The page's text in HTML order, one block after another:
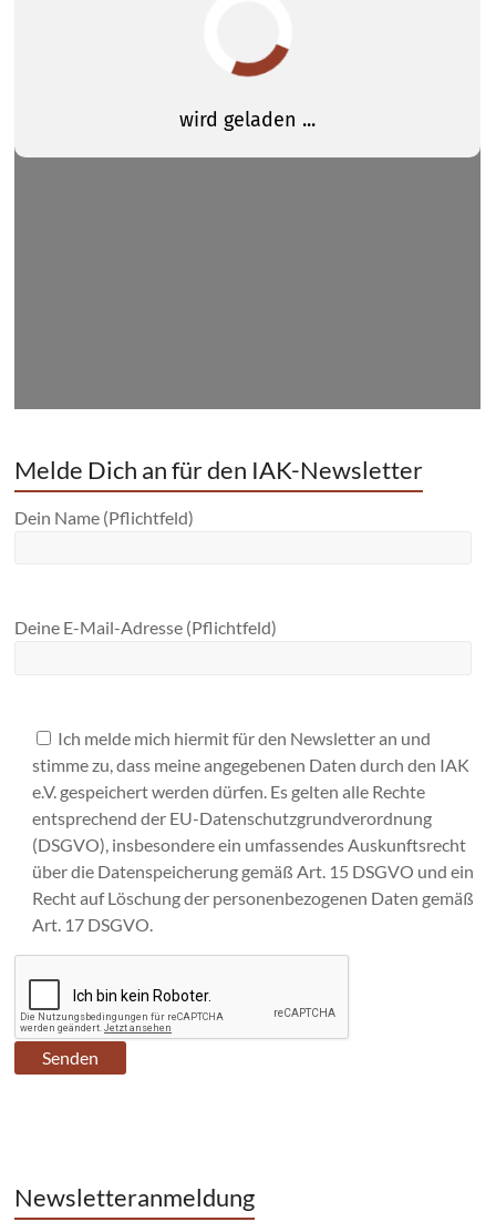
Melde Dich an für den IAK-Newsletter
Dein Name (Pflichtfeld)
Deine E-Mail-Adresse (Pflichtfeld)
Ich melde mich hiermit für den Newsletter an und
stimme zu, dass meine angegebenen Daten durch den IAK
e.V. gespeichert werden dürfen. Es gelten alle Rechte
entsprechend der EU-Datenschutzgrundverordnung
(DSGVO), insbesondere ein umfassendes Auskunftsrecht
über die Datenspeicherung gemäß Art. 15 DSGVO und ein
Recht auf Löschung der personenbezogenen Daten gemäß
Art. 17 DSGVO.
Newsletteranmeldung